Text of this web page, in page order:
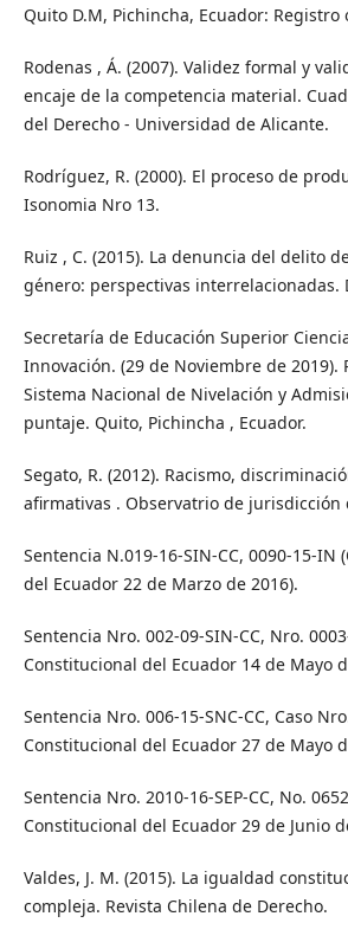
Quito D.M, Pichincha, Ecuador: Registro
Rodenas , Á. (2007). Validez formal y
encaje de la competencia material.
del Derecho - Universidad de Alicante.
Rodríguez, R. (2000). El proceso de
Isonomia Nro 13.
Ruiz , C. (2015). La denuncia del delito
género: perspectivas interrelacionadas.
Secretaría de Educación Superior
Innovación. (29 de Noviembre de 2019).
Sistema Nacional de Nivelación y
puntaje. Quito, Pichincha , Ecuador.
Segato, R. (2012). Racismo,
afirmativas . Observatrio de jurisdicción
Sentencia N.019-16-SIN-CC, 0090-15-IN
del Ecuador 22 de Marzo de 2016).
Sentencia Nro. 002-09-SIN-CC, Nro.
Constitucional del Ecuador 14 de Mayo
Sentencia Nro. 006-15-SNC-CC, Caso
Constitucional del Ecuador 27 de Mayo
Sentencia Nro. 2010-16-SEP-CC, No.
Constitucional del Ecuador 29 de Junio
Valdes, J. M. (2015). La igualdad
compleja. Revista Chilena de Derecho.